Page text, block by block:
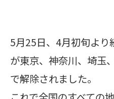
5月25日、4月初旬より
が東京、神奈川、埼玉
で解除されました。